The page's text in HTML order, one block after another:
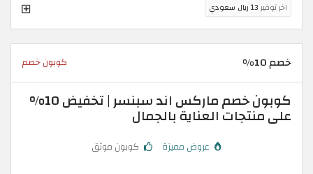
اخر توفير 13 ريال سعودي
خصم 10% كوبون خصم
كوبون خصم ماركس اند سبنسر | تخفيض 10%
على منتجات العناية بالجمال
عروض مميزة كوبون موثق